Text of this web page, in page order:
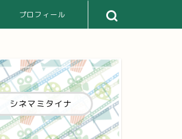
プロフィール
シネマミタイナ